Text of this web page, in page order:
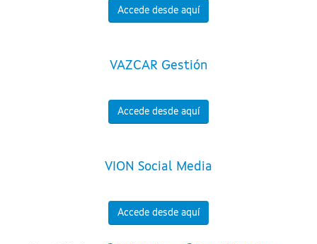
Accede desde aquí
VAZCAR Gestión
Accede desde aquí
VION Social Media
Accede desde aquí